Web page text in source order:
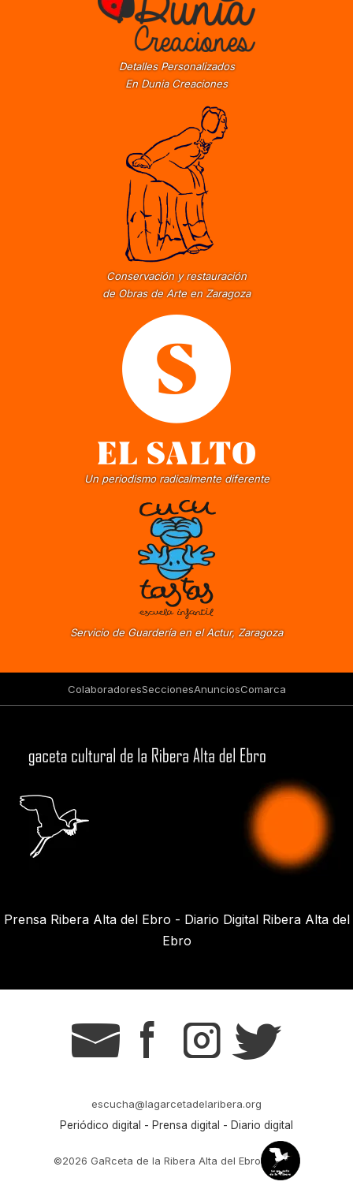
Detalles Personalizados
En Dunia Creaciones
Conservación y restauración
de Obras de Arte en Zaragoza
Un periodismo radicalmente diferente
Servicio de Guardería en el Actur, Zaragoza
ColaboradoresSeccionesAnunciosComarca
Prensa Ribera Alta del Ebro - Diario Digital Ribera Alta del
Ebro
g s t r
escucha@lagarcetadelaribera.org
Periódico digital - Prensa digital - Diario digital
©2026 GaRceta de la Ribera Alta del Ebro